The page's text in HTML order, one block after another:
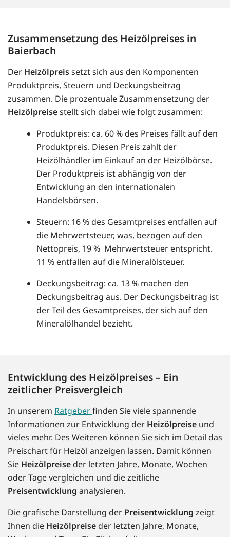
Zusammensetzung des Heizölpreises in
Baierbach
Der Heizölpreissetzt sich aus den Komponenten
Produktpreis, Steuern und Deckungsbeitrag
zusammen. Die prozentuale Zusammensetzung der
Heizölpreisestellt sich dabei wie folgt zusammen:
Produktpreis: ca. 60 % des Preises fällt auf den
Produktpreis. Diesen Preis zahlt der
Heizölhändler im Einkauf an der Heizölbörse.
Der Produktpreis ist abhängig von der
Entwicklung an den internationalen
Handelsbörsen.
Steuern: 16 % des Gesamtpreises entfallen auf
die Mehrwertsteuer, was, bezogen auf den
Nettopreis, 19 % Mehrwertsteuer entspricht.
11 % entfallen auf die Mineralölsteuer.
Deckungsbeitrag: ca. 13 % machen den
Deckungsbeitrag aus. Der Deckungsbeitrag ist
der Teil des Gesamtpreises, der sich auf den
Mineralölhandel bezieht.
Entwicklung des Heizölpreises – Ein
zeitlicher Preisvergleich
In unserem Ratgeberfinden Sie viele spannende
Informationen zur Entwicklung der Heizölpreise und
vieles mehr. Des Weiteren können Sie sich im Detail das
Preischart für Heizöl anzeigen lassen. Damit können
Sie Heizölpreise der letzten Jahre, Monate, Wochen
oder Tage vergleichen und die zeitliche
Preisentwicklung analysieren.
Die grafische Darstellung der Preisentwicklung zeigt
Ihnen die Heizölpreise der letzten Jahre, Monate,